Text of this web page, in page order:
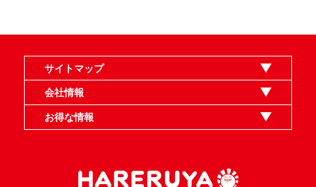
サイトマップ
オンラインショップ
買取
記事
選手一覧
デッキ検索
デッキ構築
イベント・大会
店舗のご案内
お問い合わせ
ヘルプ
FAQ
会社情報
利用規約
スタッフ募集
特定商取引法表示
個人情報保護指針
企業情報
お得な情報